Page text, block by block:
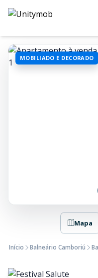
MOBILIADO E DECORADO
Mapa
Início Balneário Camboriú